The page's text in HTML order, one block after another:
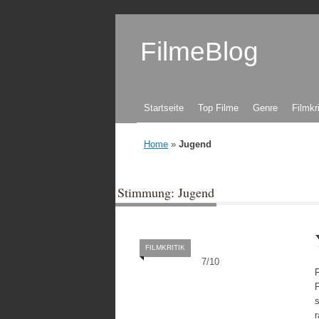
FilmeBlog
Zum Inhalt springen
Startseite Top Filme Genre
Home » Jugend
Stimmung: Jugend
7/10
FILMKRITIK